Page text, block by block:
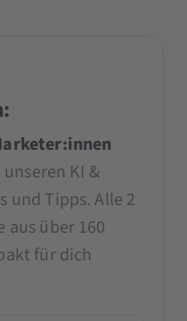
KI &
und Tipps. Alle 2
aus über 160
für dich